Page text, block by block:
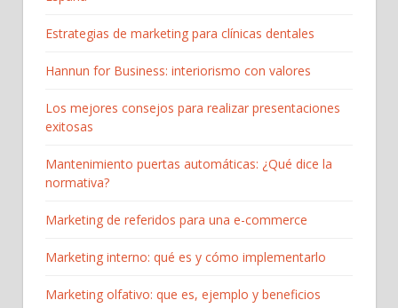
Estrategias de marketing para clínicas dentales
Hannun for Business: interiorismo con valores
Los mejores consejos para realizar presentaciones
exitosas
Mantenimiento puertas automáticas: ¿Qué dice la
normativa?
Marketing de referidos para una e-commerce
Marketing interno: qué es y cómo implementarlo
Marketing olfativo: que es, ejemplo y beneficios